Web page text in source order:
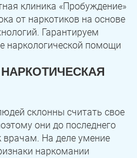
клиника «Пробуждение»
от наркотиков на основе
Гарантируем
наркологической помощи
склонны считать свое
они до последнего
На деле умение
наркомании